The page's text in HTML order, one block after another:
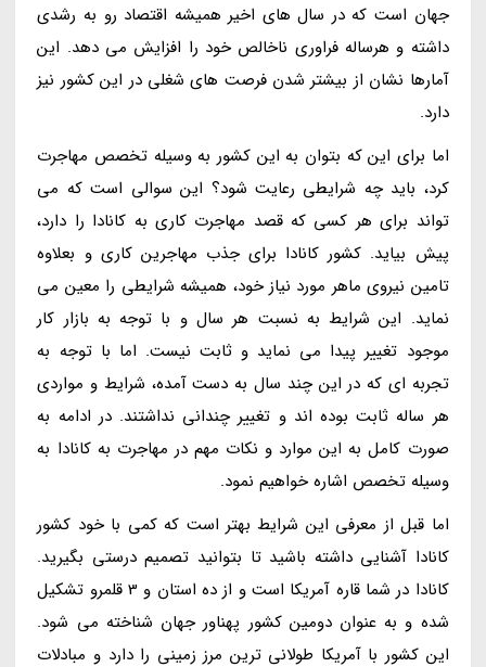
جهان است که در سال های اخیر همیشه اقتصاد رو به رشدی
داشته و هرساله فراوری ناخالص خود را افزایش می دهد. این
آمارها نشان از بیشتر شدن فرصت های شغلی در این کشور نیز
دارد.
اما برای این که بتوان به این کشور به وسیله تخصص مهاجرت
کرد، باید چه شرایطی رعایت شود؟ این سوالی است که می
تواند برای هر کسی که قصد مهاجرت کاری به کانادا را دارد،
پیش بیاید. کشور کانادا برای جذب مهاجرین کاری و بعلاوه
تامین نیروی ماهر مورد نیاز خود، همیشه شرایطی را معین می
نماید. این شرایط به نسبت هر سال و با توجه به بازار کار
موجود تغییر پیدا می نماید و ثابت نیست. اما با توجه به
تجربه ای که در این چند سال به دست آمده، شرایط و مواردی
هر ساله ثابت بوده اند و تغییر چندانی نداشتند. در ادامه به
صورت کامل به این موارد و نکات مهم در مهاجرت به کانادا به
وسیله تخصص اشاره خواهیم نمود.
اما قبل از معرفی این شرایط بهتر است که کمی با خود کشور
کانادا آشنایی داشته باشید تا بتوانید تصمیم درستی بگیرید.
کانادا در شما قاره آمریکا است و از ده استان و 3 قلمرو تشکیل
شده و به عنوان دومین کشور پهناور جهان شناخته می شود.
این کشور با آمریکا طولانی ترین مرز زمینی را دارد و مبادلات